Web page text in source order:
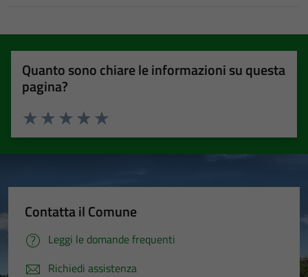
Quanto sono chiare le informazioni su questa
pagina?
Valuta 5 stelle su 5
Valuta 4 stelle su 5
Valuta 3 stelle su 5
Valuta 2 stelle su 5
Valuta 1 stelle su 5
Contatta il Comune
Leggi le domande frequenti
Richiedi assistenza